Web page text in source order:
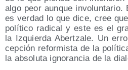
algo peor aun­que
es ver­dad lo que dice, cree
polí­ti­co radi­cal y este es el
la Izquier­da Aber­tza­le. Un
cep­ción refor­mis­ta de la
la abso­lu­ta igno­ran­cia de la